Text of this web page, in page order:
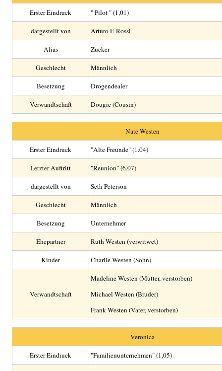
Erster Eindruck " Pilot " (1,01)
dargestellt von Arturo F. Rossi
Alias Zucker
Geschlecht Männlich
Besetzung Drogendealer
Verwandtschaft Dougie (Cousin)
Nate Westen
Erster Eindruck "Alte Freunde" (1.04)
Letzter Auftritt "Reunion" (6.07)
dargestellt von Seth Peterson
Geschlecht Männlich
Besetzung Unternehmer
Ehepartner Ruth Westen (verwitwet)
Kinder Charlie Westen (Sohn)
Verwandtschaft
Madeline Westen (Mutter, verstorben)
Michael Westen (Bruder)
Frank Westen (Vater, verstorben)
Veronica
Erster Eindruck "Familienunternehmen" (1,05)